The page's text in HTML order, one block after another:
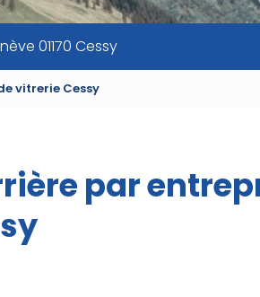
01170 Cessy
vitrerie Cessy
par